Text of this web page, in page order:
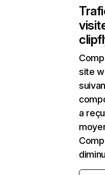
site
a